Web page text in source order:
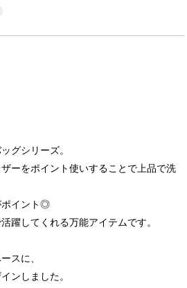
グシリーズ。
ーをポイント使いすることで上品で洗
ポイント◎
躍してくれる万能アイテムです。
スに、
ンしました。